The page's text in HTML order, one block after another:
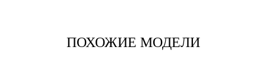
ПОХОЖИЕ МОДЕЛИ